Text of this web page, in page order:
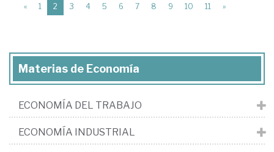
« 1 2 (current)
3 4 5 6 7 8 9 10 11 »
Materias de Economía
ECONOMÍA DEL TRABAJO
ECONOMÍA INDUSTRIAL